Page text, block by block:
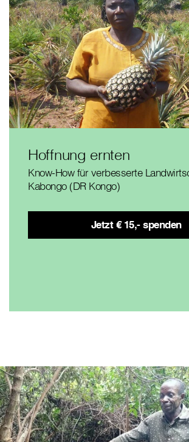
Hoffnung ernten
Know-How für verbesserte
Kabongo (DR Kongo)
Jetzt € 15,- spenden